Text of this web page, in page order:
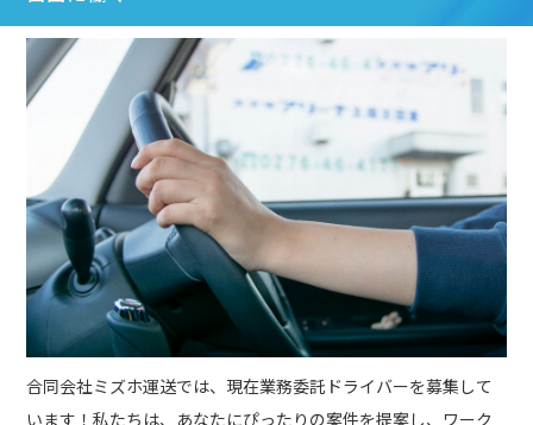
合同会社ミズホ運送では、現在業務委託ドライバーを募集して
います！私たちは、あなたにぴったりの案件を提案し、ワーク